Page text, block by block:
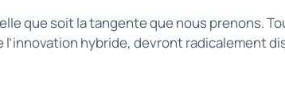
que soit la tangente que nous prenons.
hybride, devront radicalement